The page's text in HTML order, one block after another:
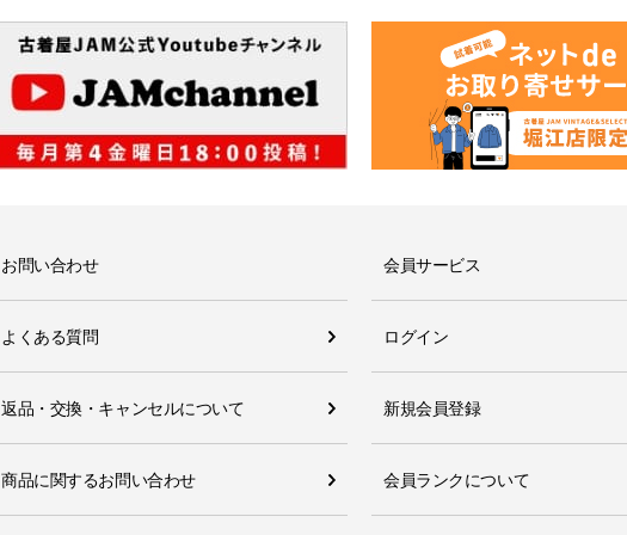
お問い合わせ
よくある質問
返品・交換・キャンセルについて
商品に関するお問い合わせ
会員サービス
ログイン
新規会員登録
会員ランクについて